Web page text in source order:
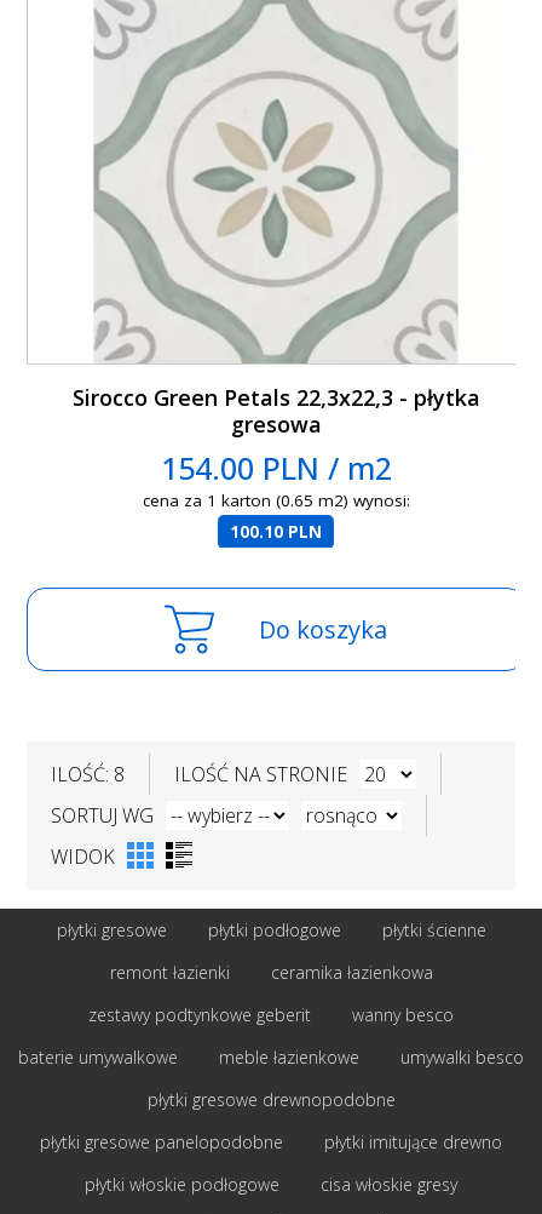
Sirocco Green Petals 22,3x22,3 - płytka
gresowa
154.00 PLN / m2
cena za 1 karton (0.65 m2) wynosi:
100.10 PLN
Do koszyka
ILOŚĆ: 8
ILOŚĆ NA STRONIE
SORTUJ WG
WIDOK
płytki gresowe płytki podłogowe
płytki ścienne
remont łazienki
ceramika łazienkowa
zestawy podtynkowe geberit
wanny besco
baterie umywalkowe
meble łazienkowe
umywalki besco
płytki gresowe drewnopodobne
płytki gresowe panelopodobne
płytki imitujące drewno
płytki włoskie podłogowe
cisa włoskie gresy